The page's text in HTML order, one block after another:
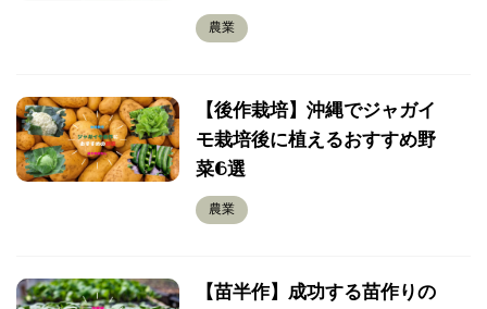
農業
【後作栽培】沖縄でジャガイ
モ栽培後に植えるおすすめ野
菜6選
農業
【苗半作】成功する苗作りの